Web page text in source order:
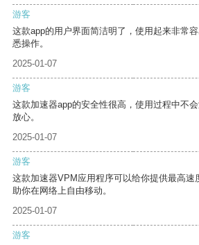
游客
这款app的用户界面简洁明了，使用起来非常
悉操作。
2025-01-07
游客
这款加速器app的安全性很高，使用过程中不
放心。
2025-01-07
游客
这款加速器VPM应用程序可以给你提供最高速
助你在网络上自由移动。
2025-01-07
游客